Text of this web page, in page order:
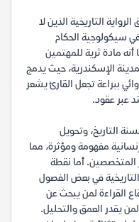
التاريخية الذين لا
سيكولوجية الحكام
أنه مادة ثرية للمهتمين
بمدينة الإسكندرية، حيث يدمج
ببراعة تجعل القارئ يشعر
عبر عقود.
التاريخ، وتحويل
مفهومة ومؤثرة، مما
المتخصصين. أما نقطة
في بعض الفصول
القراءة لمن يبحث عن
يقدر العمق والتحليل.